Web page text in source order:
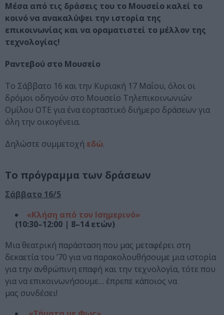
Μέσα από τις δράσεις του το Μουσείο καλεί το
κοινό να ανακαλύψει την ιστορία της
επικοινωνίας και να οραματιστεί το μέλλον της
τεχνολογίας!
Ραντεβού στο Μουσείο
Το Σάββατο 16 και την Κυριακή 17 Μαΐου, όλοι οι
δρόμοι οδηγούν στο Μουσείο Τηλεπικοινωνιών
Ομίλου ΟΤΕ για ένα εορταστικό διήμερο δράσεων για
όλη την οικογένεια.
Δηλώστε συμμετοχή εδώ.
Το πρόγραμμα των δράσεων
Σάββατο 16/5
«Κλήση από τον Ισημερινό»
(10:30–12:00 | 8–14 ετών)
Μια θεατρική παράσταση που μας μεταφέρει στη
δεκαετία του ’70 για να παρακολουθήσουμε μια ιστορία
για την ανθρώπινη επαφή και την τεχνολογία, τότε που
για να επικοινωνήσουμε… έπρεπε κάποιος να
μας συνδέσει!